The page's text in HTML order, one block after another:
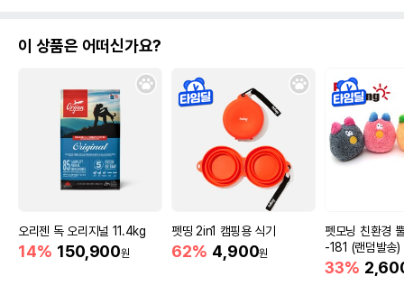
이 상품은 어떠신가요?
오리젠 독 오리지널 11.4kg
14% 150,900원
펫띵 2in1 캠핑용 식기
62% 4,900원
펫모닝 친환경
-181 (랜덤발송)
33%